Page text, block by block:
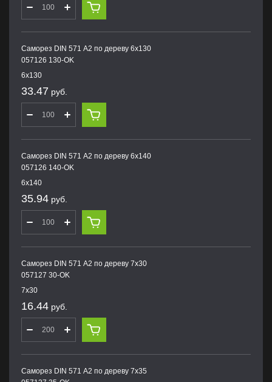
Саморез DIN 571 А2 по дереву 6х130
057126 130-OK
6х130
33.47 руб.
Саморез DIN 571 А2 по дереву 6х140
057126 140-OK
6х140
35.94 руб.
Саморез DIN 571 А2 по дереву 7х30
057127 30-OK
7х30
16.44 руб.
Саморез DIN 571 А2 по дереву 7х35